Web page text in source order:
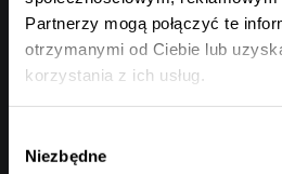
Partnerzy mogą połączyć te
otrzymanymi od Ciebie lub
korzystania z ich usług.
zgody
Niezbędne